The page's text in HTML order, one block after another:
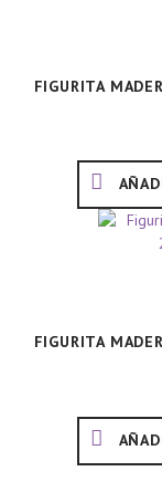
FIGURITA
FIGURITA